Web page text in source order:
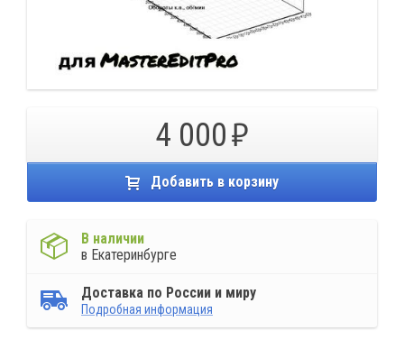
4 000
Добавить в корзину
В наличии
в Екатеринбурге
Доставка по России и миру
Подробная информация